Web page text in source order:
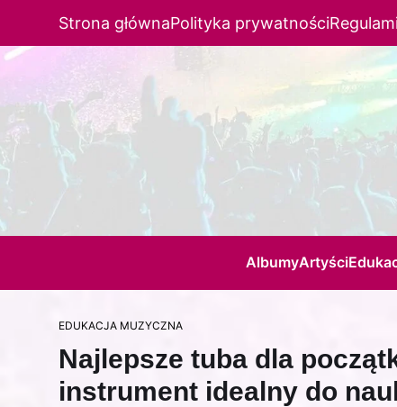
Strona głównaPolityka prywatności
AlbumyArtyści
EDUKACJA MUZYCZNA
Najlepsze tuba dla
instrument idealny do